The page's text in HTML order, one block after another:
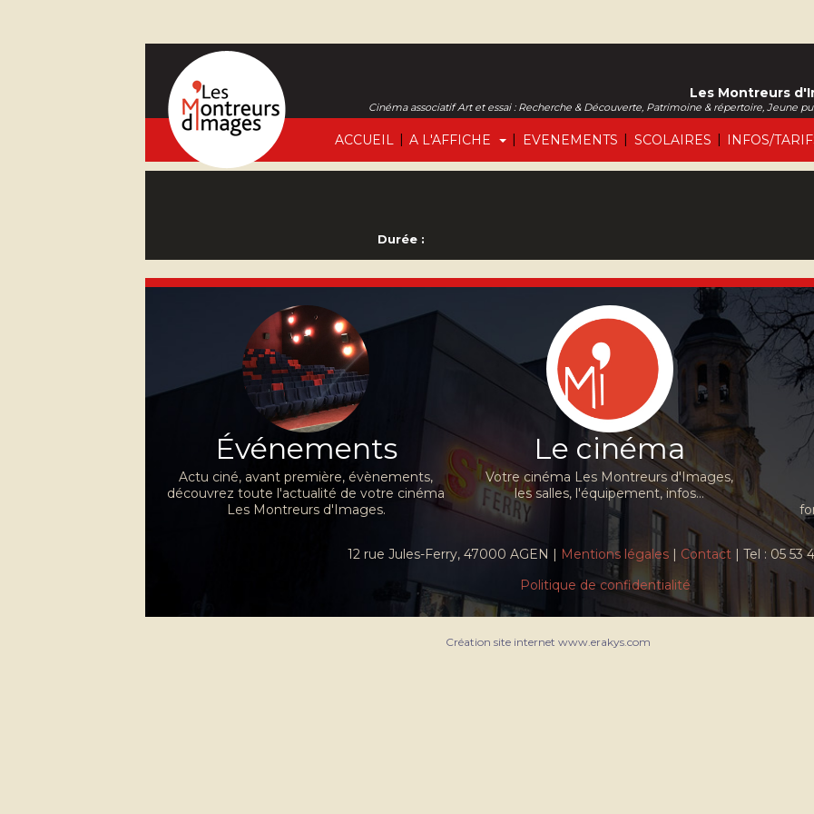
ACCUEIL | A L'AFFICHE | EVENEMENTS | SCOLAIRES | INFOS/
Les Montreurs
Cinéma associatif Art et essai : Recherche & Découverte, Patrimoine & répertoire, Jeune
Durée :
Événements
Actu ciné, avant première, évènements,
découvrez toute l'actualité de votre cinéma
Les Montreurs d'Images.
Le cinéma
Votre cinéma Les Montreurs d'Images,
les salles, l'équipement, infos...
12 rue Jules-Ferry, 47000 AGEN | Mentions légales | Contact | Tel : 05 53
Politique de confidentialité
Création site internet www.erakys.com